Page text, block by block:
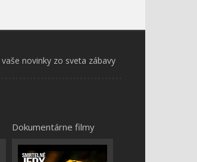
vaše novinky zo sveta zábavy
Dokumentárne filmy